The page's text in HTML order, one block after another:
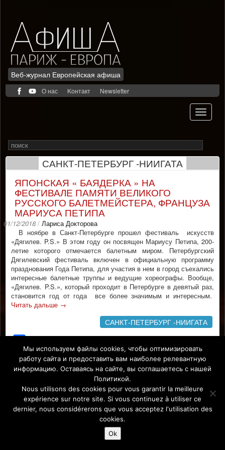
Веб-журнал Европейская афиша
О нас Kонтакт Newsletter
Toggle
Search
for
САНКТ-ПЕТЕРБУРГ -НИИГАТА
ЯПОНСКАЯ « БАЯДЕРКА » НА
ФЕСТИВАЛЕ ПАМЯТИ ВЕЛИКОГО
РУССКОГО БАЛЕТМЕЙСТЕРА, ФРАНЦУЗА
МАРИУСА ПЕТИПА
01/12/2018 / Лариса Докторова
В ноябре в Санкт-Петербурге прошел фестиваль искусств
«Дягилев. P.S.» В этом году он посвящен Мариусу Петипа, 200-
летие которого отмечается балетным миром. Петербургский
Дягилевский фестиваль включен в официальную программу
празднования Года Петипа, для участия в нем в город съехались
интересные балетные труппы и ведущие хореографы. Вообще,
«Дягилев. P.S.», который проходит в Петербурге в девятый раз,
становится год от года все более значимым и интересным.
Читать дальше →
САНКТ-ПЕТЕРБУРГ -НИИГАТА
Affiche Paris-Europe magazine/ Афиша Париж-Европа © 2011-
ous droits réservés/
Mentions légales
Мы используем файлы cookies, чтобы оптимизировать
работу сайта и предоставить вам наиболее релевантную
информацию. Оставаясь на сайте, вы соглашаетесь с нашей
Политикой.
Nous utilisons des cookies pour vous garantir la meilleure
expérience sur notre site. Si vous continuez à utiliser ce
dernier, nous considérerons que vous acceptez l'utilisation des
cookies.
Ok